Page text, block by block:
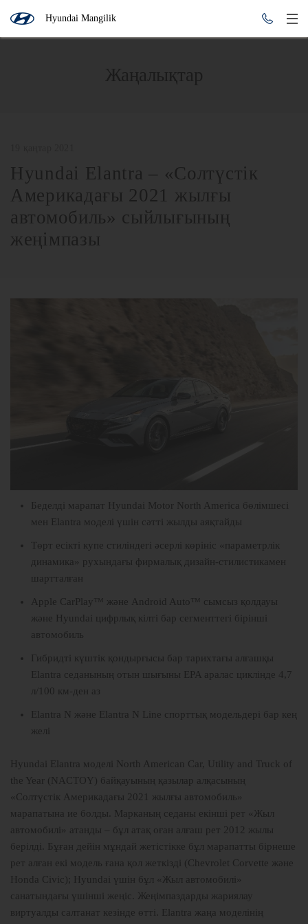
Hyundai Mangilik
Hyundai Elantra – «Солтүстік
Америкадағы 2021 жылғы
автомобиль» сыйлығының
жеңімпазы
Беделді марапат Hyundai Motor North America бөлімшесі
мен Elantra моделі үшін сәтті жылды аяқтайды
Төрт есікті купе стиліндегі әсерлі көрініс «параметрлік
динамика» рухындағы фирмалық дизайн-стилистикамен
шартталған
Apple CarPlay™ және Android Auto™ сымсыз қолдауы
және Hyundai цифрлық кілті бар сегменттегі бірінші
автомобиль
Гибридті күштік қондырғысы бар тарихтағы алғашқы
Elantra седанының отын шығыны EPA аралас циклінде 4,7
л/100 км-ден аз
Elantra N және Elantra N Line спорттық модельдері бар кең
желі
Hyundai Elantra моделі
North American Car, Utility and Truck of
the Year (NACTOY) байқауының қазылар алқасының
«Солтүстік Америкадағы 2021 жылғы автомобиль»
марапатына ие болды. Марканың седаны екінші рет «Жыл
автомобилі» атанды – бұл атақ оған алғаш рет 2012 жылы
берілді. Бұған дейін мұндай жетістікке бұл марапатты бірнеше
рет алған екі модель ғана қол жеткізді (Chevrolet Corvette және
Honda Civic); Hyundai үшін бұл «Жыл автомобилі»
санатындағы үшінші жеңіс. Жеңімпаздарды жариялау
виртуалды салтанат кезінде өтті. Elantra жаңа моделінің